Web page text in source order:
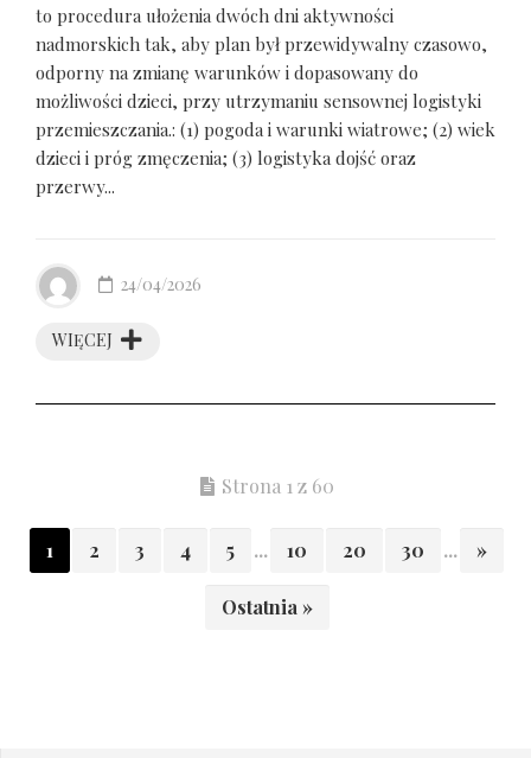
to procedura ułożenia dwóch dni aktywności
nadmorskich tak, aby plan był przewidywalny czasowo,
odporny na zmianę warunków i dopasowany do
możliwości dzieci, przy utrzymaniu sensownej logistyki
przemieszczania.: (1) pogoda i warunki wiatrowe; (2) wiek
dzieci i próg zmęczenia; (3) logistyka dojść oraz
przerwy...
WIĘCEJ
24/04/2026
Strona 1 z 60
1 2 3 4 5 ... 10 20 30 ... »
Ostatnia »